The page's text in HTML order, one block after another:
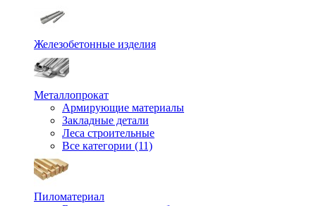
Железобетонные изделия
Металлопрокат
Армирующие материалы
Закладные детали
Леса строительные
Все категории (11)
Пиломатериал